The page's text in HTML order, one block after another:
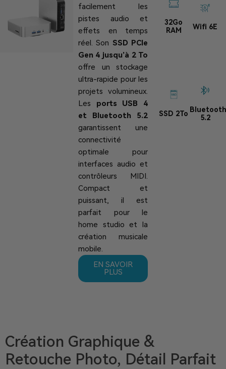
facilement les
pistes audio et
effets en temps
réel. Son SSD PCIe
Gen 4 jusqu’à 2 To
offre un stockage
ultra-rapide pour les
projets volumineux.
Les ports USB 4
et Bluetooth 5.2
garantissent une
connectivité
optimale pour
interfaces audio et
contrôleurs MIDI.
Compact et
puissant, il est
parfait pour le
home studio et la
création musicale
mobile.
EN SAVOIR
PLUS
32Go
RAM
SSD 2To
Wifi 6E
Bluetooth
5.2
Création Graphique &
Retouche Photo, Détail Parfait